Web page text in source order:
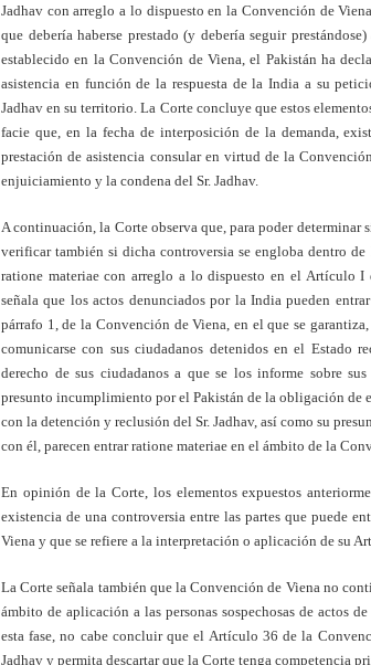
Jadhav con arreglo a lo dispuesto en la Convención de
que debería haberse prestado (y debería seguir
establecido en la Convención de Viena, el Pakistán ha
asistencia en función de la respuesta de la India a su
Jadhav en su territorio. La Corte concluye que estos
facie que, en la fecha de interposición de la demanda,
prestación de asistencia consular en virtud de la
enjuiciamiento y la condena del Sr. Jadhav.
A continuación, la Corte observa que, para poder
verificar también si dicha controversia se engloba dentro
ratione materiae con arreglo a lo dispuesto en el Artículo
señala que los actos denunciados por la India pueden
párrafo 1, de la Convención de Viena, en el que se
comunicarse con sus ciudadanos detenidos en el Estado
derecho de sus ciudadanos a que se los informe sobre
presunto incumplimiento por el Pakistán de la obligación
con la detención y reclusión del Sr. Jadhav, así como su
con él, parecen entrar ratione materiae en el ámbito de la
En opinión de la Corte, los elementos expuestos
existencia de una controversia entre las partes que puede
Viena y que se refiere a la interpretación o aplicación de su
La Corte señala también que la Convención de Viena no
ámbito de aplicación a las personas sospechosas de actos
esta fase, no cabe concluir que el Artículo 36 de la
Jadhav y permita descartar que la Corte tenga competencia